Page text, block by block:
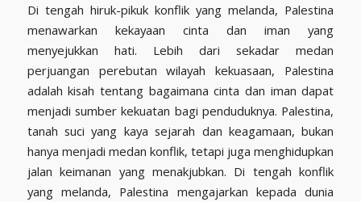
Di tengah hiruk-pikuk konflik yang melanda, Palestina
menawarkan kekayaan cinta dan iman yang
menyejukkan hati. Lebih dari sekadar medan
perjuangan perebutan wilayah kekuasaan, Palestina
adalah kisah tentang bagaimana cinta dan iman dapat
menjadi sumber kekuatan bagi penduduknya. Palestina,
tanah suci yang kaya sejarah dan keagamaan, bukan
hanya menjadi medan konflik, tetapi juga menghidupkan
jalan keimanan yang menakjubkan. Di tengah konflik
yang melanda, Palestina mengajarkan kepada dunia